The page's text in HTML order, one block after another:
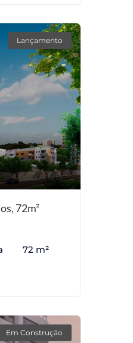
Lançamento
72m²
72 m²
Em Construção